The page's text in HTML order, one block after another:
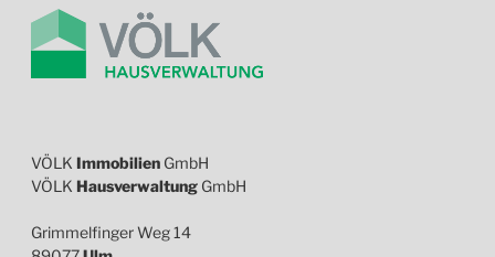
VÖLK Immobilien GmbH
VÖLK Hausverwaltung GmbH
Grimmelfinger Weg 14